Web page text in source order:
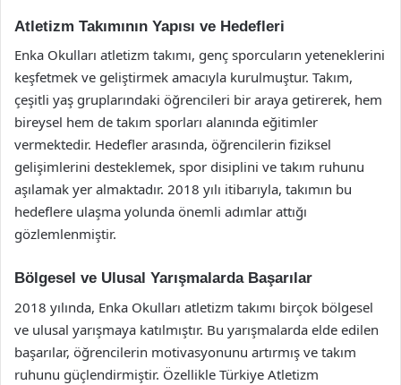
Atletizm Takımının Yapısı ve Hedefleri
Enka Okulları atletizm takımı, genç sporcuların yeteneklerini
keşfetmek ve geliştirmek amacıyla kurulmuştur. Takım,
çeşitli yaş gruplarındaki öğrencileri bir araya getirerek, hem
bireysel hem de takım sporları alanında eğitimler
vermektedir. Hedefler arasında, öğrencilerin fiziksel
gelişimlerini desteklemek, spor disiplini ve takım ruhunu
aşılamak yer almaktadır. 2018 yılı itibarıyla, takımın bu
hedeflere ulaşma yolunda önemli adımlar attığı
gözlemlenmiştir.
Bölgesel ve Ulusal Yarışmalarda Başarılar
2018 yılında, Enka Okulları atletizm takımı birçok bölgesel
ve ulusal yarışmaya katılmıştır. Bu yarışmalarda elde edilen
başarılar, öğrencilerin motivasyonunu artırmış ve takım
ruhunu güçlendirmiştir. Özellikle Türkiye Atletizm